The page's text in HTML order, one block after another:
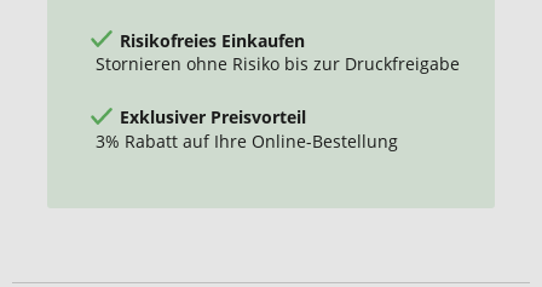
Risikofreies Einkaufen
Stornieren ohne Risiko bis zur Druckfreigabe
Exklusiver Preisvorteil
3% Rabatt auf Ihre Online-Bestellung